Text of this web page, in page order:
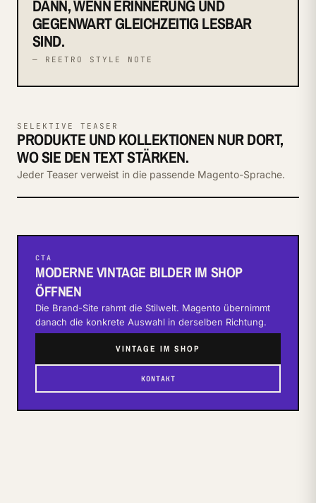
DANN, WENN ERINNERUNG UND
GEGENWART GLEICHZEITIG LESBAR
SIND.
— REETRO STYLE NOTE
SELEKTIVE TEASER
PRODUKTE UND KOLLEKTIONEN NUR DORT,
WO SIE DEN TEXT STÄRKEN.
Jeder Teaser verweist in die passende Magento-Sprache.
CTA
MODERNE VINTAGE BILDER IM SHOP
ÖFFNEN
Die Brand-Site rahmt die Stilwelt. Magento übernimmt
danach die konkrete Auswahl in derselben Richtung.
VINTAGE IM SHOP
KONTAKT